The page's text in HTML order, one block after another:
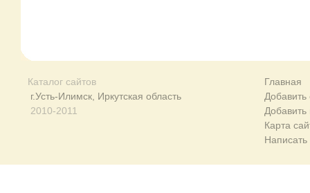
Каталог сайтов
г.Усть-Илимск, Иркутская область
2010-2011
Главная
Добавить
Карта